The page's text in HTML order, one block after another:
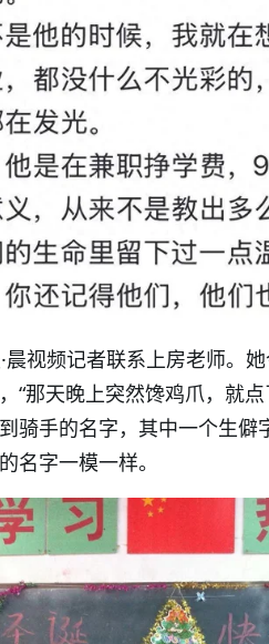
晨视频记者联系上房老师。
“那天晚上突然馋鸡爪，就
骑手的名字，其中一个生
名字一模一样。